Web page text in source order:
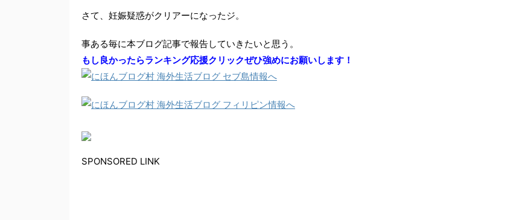
さて、妊娠疑惑がクリアーになったジ。
事ある毎に本ブログ記事で報告していきたいと思う。
もし良かったらランキング応援クリックぜひ強めにお願いします！
SPONSORED LINK